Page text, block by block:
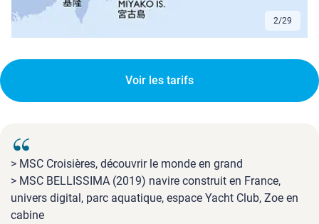
3/29
Voir les tarifs
> MSC Croisières, découvrir le monde en grand
> MSC BELLISSIMA (2019) navire construit en France,
univers digital, parc aquatique, espace Yacht Club, Zoe en
cabine